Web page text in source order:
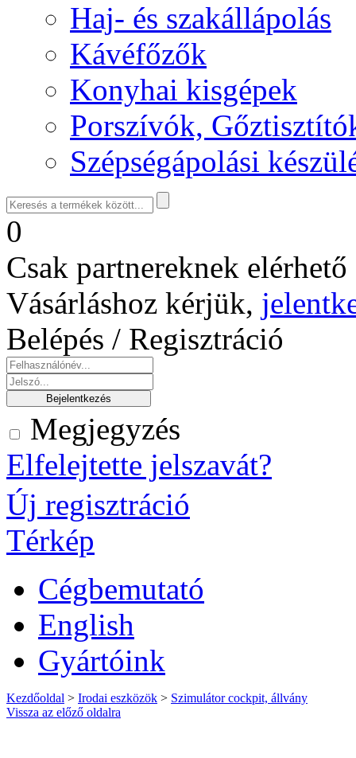
Haj- és szakállápolás
Kávéfőzők
Konyhai kisgépek
Porszívók,
Szépségápolási
0
Csak partnereknek
Vásárláshoz kérjük,
Belépés / Regisztráció
Megjegyzés
Elfelejtette jelszavát?
Új regisztráció
Térkép
Cégbemutató
English
Gyártóink
Kezdőoldal > Irodai eszközök > Szimulátor cockpit, állvány
Vissza az előző oldalra